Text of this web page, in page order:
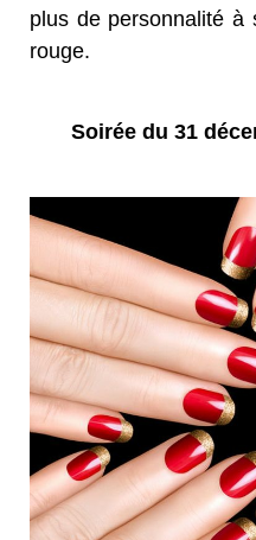
plus de personnalité à
rouge.
Soirée du 31